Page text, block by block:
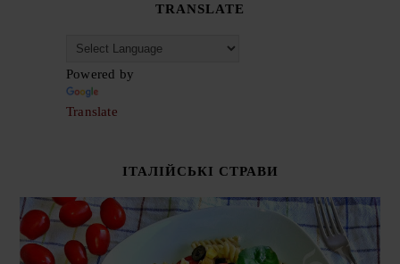
TRANSLATE
Powered by
Translate
ІТАЛІЙСЬКІ СТРАВИ